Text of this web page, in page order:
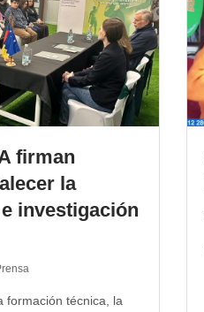
firman
la
investigación
formación técnica, la